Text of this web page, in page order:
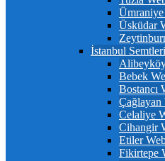
Ümraniye
Üsküdar
İstanbul Semtleri
Bebek
Bostancı
Çağlayan
Celaliye
Cihangir
Etiler
Fikirtepe